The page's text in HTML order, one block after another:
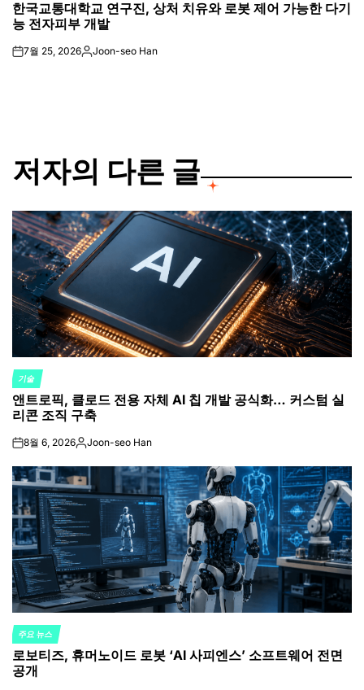
IN
한국교통대학교 연구진, 상처 치유와 로봇 제어 가능한 다기
능 전자피부 개발
on7월 25, 2026Posted
Joon-seo Han
저자의 다른 글
POSTED
IN
기술
앤트로픽, 클로드 전용 자체 AI 칩 개발 공식화… 커스텀 실
리콘 조직 구축
on8월 6, 2026Posted
Joon-seo Han
POSTED
IN
주요 뉴스
로보티즈, 휴머노이드 로봇 ‘AI 사피엔스’ 소프트웨어 전면
공개